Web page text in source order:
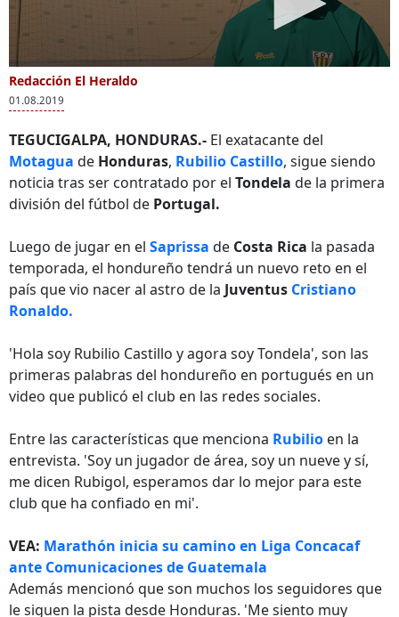
Redacción El Heraldo
01.08.2019
TEGUCIGALPA, HONDURAS.- El exatacante del
Motagua de Honduras, Rubilio Castillo, sigue siendo
noticia tras ser contratado por el Tondela de la primera
división del fútbol de Portugal.
Luego de jugar en el Saprissa de Costa Rica la pasada
temporada, el hondureño tendrá un nuevo reto en el
país que vio nacer al astro de la Juventus Cristiano
Ronaldo.
'Hola soy Rubilio Castillo y agora soy Tondela', son las
primeras palabras del hondureño en portugués en un
video que publicó el club en las redes sociales.
Entre las características que menciona Rubilio en la
entrevista. 'Soy un jugador de área, soy un nueve y sí,
me dicen Rubigol, esperamos dar lo mejor para este
club que ha confiado en mi'.
VEA: Marathón inicia su camino en Liga Concacaf
ante Comunicaciones de Guatemala
Además mencionó que son muchos los seguidores que
le siguen la pista desde Honduras. 'Me siento muy